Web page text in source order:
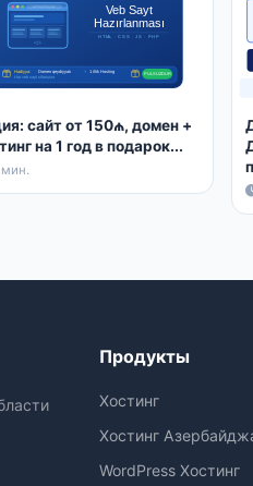
сайт от 150₼, домен +
на 1 год в подарок...
мин.
Продукты
Хостинг
Хостинг
WordPress Хостинг